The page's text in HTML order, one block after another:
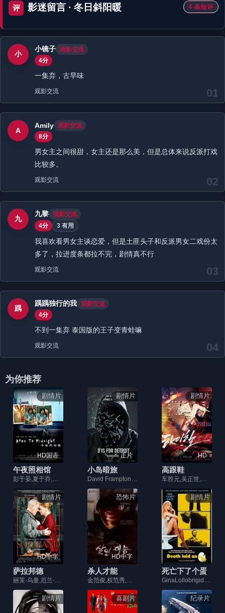
评 影迷留言 · 冬日斜阳暖 4 条短评
01
小
小镜子 观影交流
4分
一集弃，古早味
观影交流
02
A
Amily 观影交流
8分
男女主之间很甜，女主还是那么美，但是总体来说反派打戏
比较多。
观影交流
03
九
九黎 观影交流
4分
3 有用
我喜欢看男女主谈恋爱，但是土匪头子和反派男女二戏份太
多了，拉进度条都拉不完，剧情真不行
观影交流
04
踽
踽踽独行的我 观影交流
4分
不到一集弃 泰国版的王子变青蛙嘛
观影交流
为你推荐
剧情片
HD国语
午夜照相馆
彭于晏,夏于乔,李威,许效舜,郎祖筠,赵传,黄坤玄,高捷,张立威
剧情片
正片
小岛暗旅
David Frampton,Huggy Leaver,Stephen Greif
剧情片
HD
高跟鞋
车胜元,吴正世,李絮,安吉江,金应洙,高庚杓,吴智昊,朴成雄,宋永彰
剧情片
HD中字
萨拉邦德
丽芙·乌曼,厄兰·约瑟夫森,伯杰·阿斯特,尤利娅·杜韦纽斯,贡内尔·弗雷德
恐怖片
HD中字
杀人才能
金范俊,权范秀,裴正花,郑满易
剧情片
死亡下了个蛋
GinaLollobrigida,Jean-LouisTrintignant,EwaAulin
剧情片 喜剧片 纪录片